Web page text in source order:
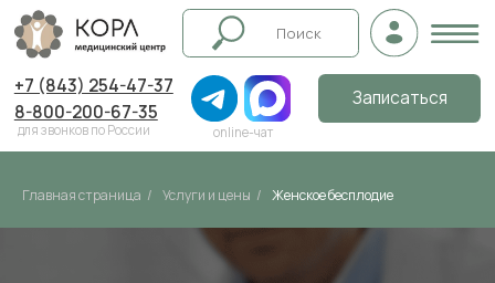
Записаться
online-чат
8-800-200-67-35
Главная страница / Услуги и цены / Женское бесплодие